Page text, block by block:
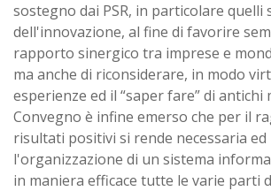
sostegno dai PSR, in particolare quelli
dell'innovazione, al fine di favorire
rapporto sinergico tra imprese e
ma anche di riconsiderare, in modo
esperienze ed il “saper fare” di antichi
Convegno è infine emerso che per il
risultati positivi si rende necessaria
l'organizzazione di un sistema
in maniera efficace tutte le varie parti